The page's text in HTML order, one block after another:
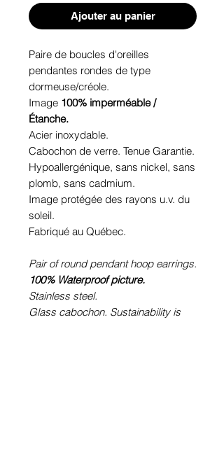
Ajouter au panier
Paire de boucles d'oreilles
pendantes rondes de type
dormeuse/créole.
Image 100% imperméable /
Étanche.
Acier inoxydable.
Cabochon de verre. Tenue Garantie.
Hypoallergénique, sans nickel, sans
plomb, sans cadmium.
Image protégée des rayons u.v. du
soleil.
Fabriqué au Québec.
Pair of round pendant hoop earrings.
100% Waterproof picture.
Stainless steel.
Glass cabochon. Sustainability is